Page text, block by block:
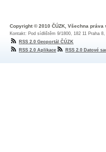
Copyright © 2010 ČÚZK, Všechna práva
Kontakt: Pod sídlištěm 9/1800, 182 11 Praha
RSS 2.0 Geoportál ČÚZK
RSS 2.0 Aplikace
RSS 2.0 Datové